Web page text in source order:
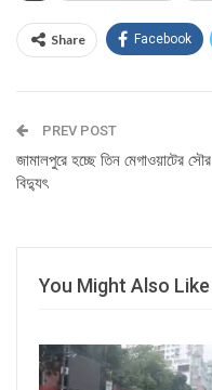
Share Facebook
PREV POST
জামালপুরে হচ্ছে তিন মেগাওয়াটের সৌর
বিদ্যুৎ
You Might Also Like